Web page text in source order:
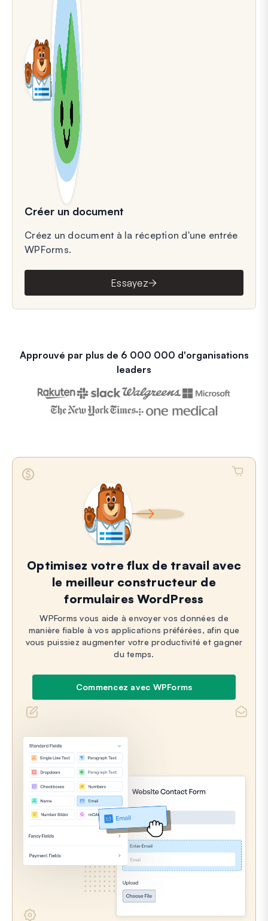
Créer un document
Créez un document à la réception d'une entrée
WPForms.
Essayez
Approuvé par plus de 6 000 000 d'organisations
leaders
Optimisez votre flux de travail avec
le meilleur constructeur de
formulaires WordPress
WPForms vous aide à envoyer vos données de
manière fiable à vos applications préférées, afin que
vous puissiez augmenter votre productivité et gagner
du temps.
Commencez avec WPForms